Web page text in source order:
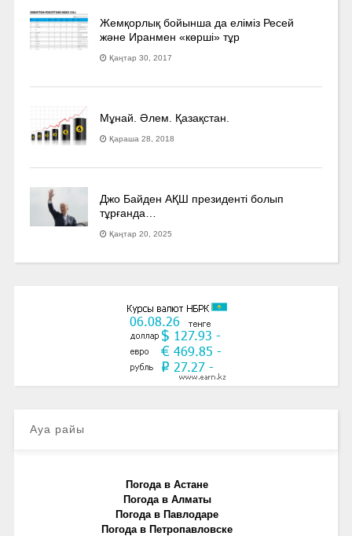
Жемқорлық бойынша да еліміз Ресей
және Иранмен «көрші» тұр
Қаңтар 30, 2017
Мұнай. Әлем. Қазақстан.
Қараша 28, 2018
Джо Байден АҚШ президенті болып
тұрғанда…
Қаңтар 20, 2025
Ауа райы
Погода в Астане
Погода в Алматы
Погода в Павлодаре
Погода в Петропавловске